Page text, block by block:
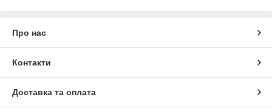
Про нас
Контакти
Доставка та оплата